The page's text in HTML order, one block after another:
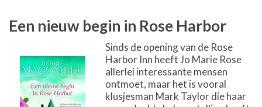
Een nieuw begin in Rose Harbor
Sinds de opening van de Rose
Harbor Inn heeft Jo Marie Rose
allerlei interessante mensen
ontmoet, maar het is vooral
klusjesman Mark Taylor die haar